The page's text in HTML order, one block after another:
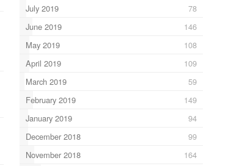
July 2019
78
June 2019
146
May 2019
108
April 2019
109
March 2019
59
February 2019
149
January 2019
94
December 2018
99
November 2018
164